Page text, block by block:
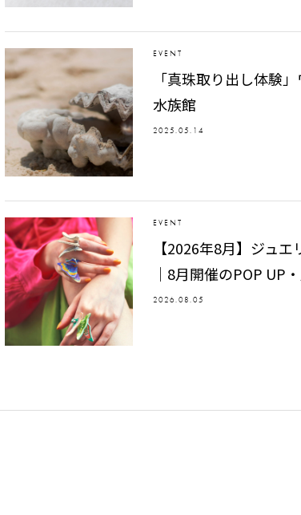
EVENT
「真珠取り出し体験
水族館
2025.05.14
EVENT
【2026年8月】ジュ
｜8月開催のPOP UP
2026.08.05